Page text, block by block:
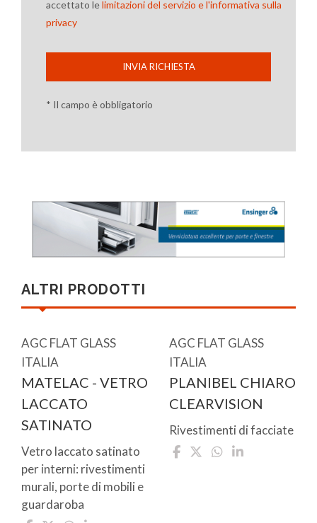
accettato lelimitazioni del servizio e l'informativa sulla
privacy
INVIA RICHIESTA
* Il campo è obbligatorio
ALTRI PRODOTTI
AGC FLAT GLASS
ITALIA
MATELAC - VETRO
LACCATO
SATINATO
Vetro laccato satinato
per interni: rivestimenti
murali, porte di mobili e
guardaroba
AGC FLAT GLASS
ITALIA
PLANIBEL CHIARO
CLEARVISION
Rivestimenti di facciate